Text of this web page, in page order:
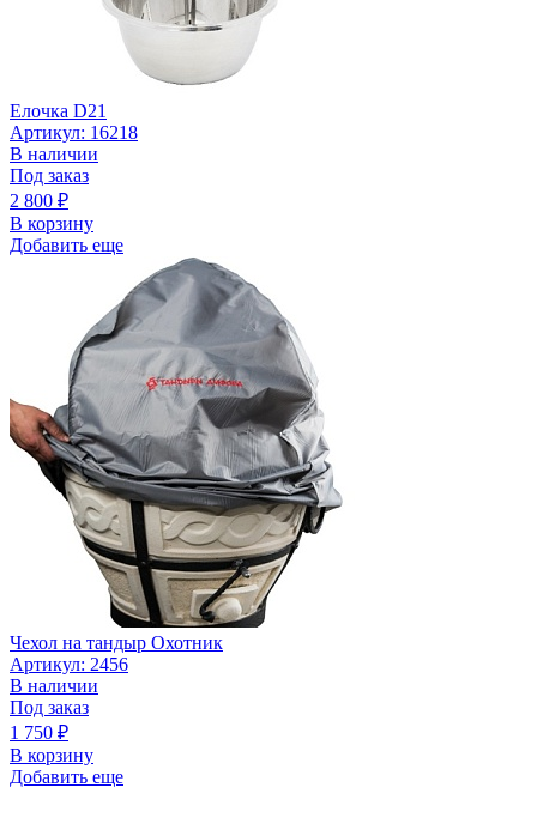
Елочка D21
Артикул: 16218
В наличии
Под заказ
2 800 ₽
В корзину
Добавить еще
Чехол на тандыр Охотник
Артикул: 2456
В наличии
Под заказ
1 750 ₽
В корзину
Добавить еще